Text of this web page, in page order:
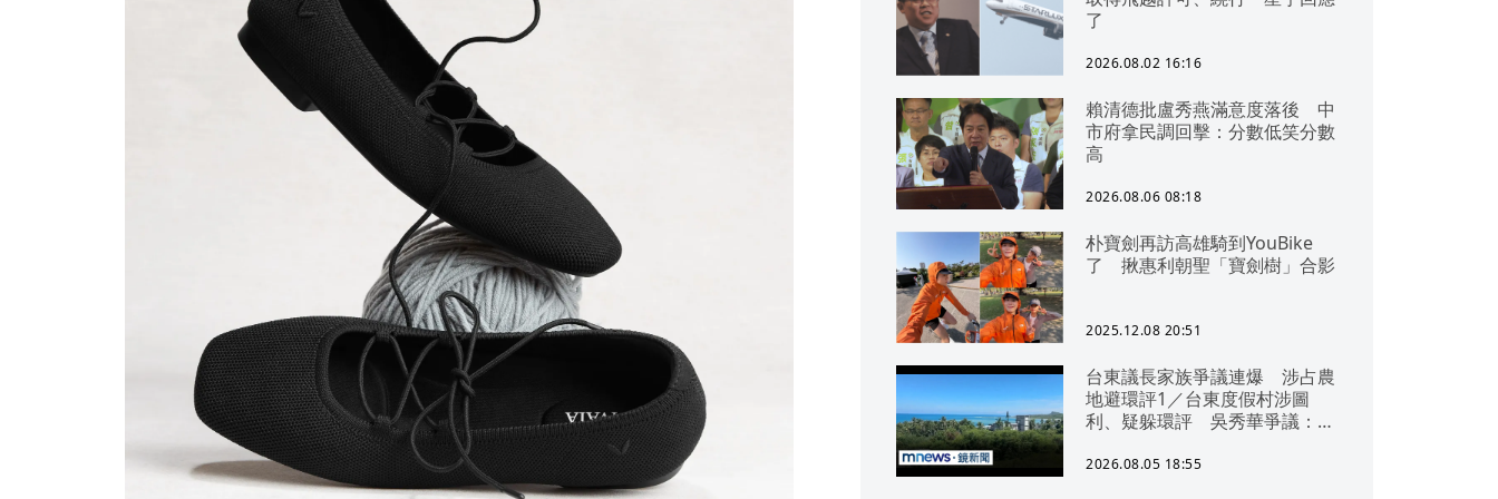
了
2026.08.02 16:16
賴清德批盧秀燕滿意度落後 中
市府拿民調回擊：分數低笑分數
高
2026.08.06 08:18
朴寶劍再訪高雄騎到YouBike
了 揪惠利朝聖「寶劍樹」合影
2025.12.08 20:51
台東議長家族爭議連爆 涉占農
地避環評1／台東度假村涉圖
利、疑躲環評 吳秀華爭議：概
2026.08.05 18:55